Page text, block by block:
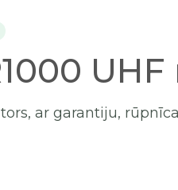
ar garantiju,